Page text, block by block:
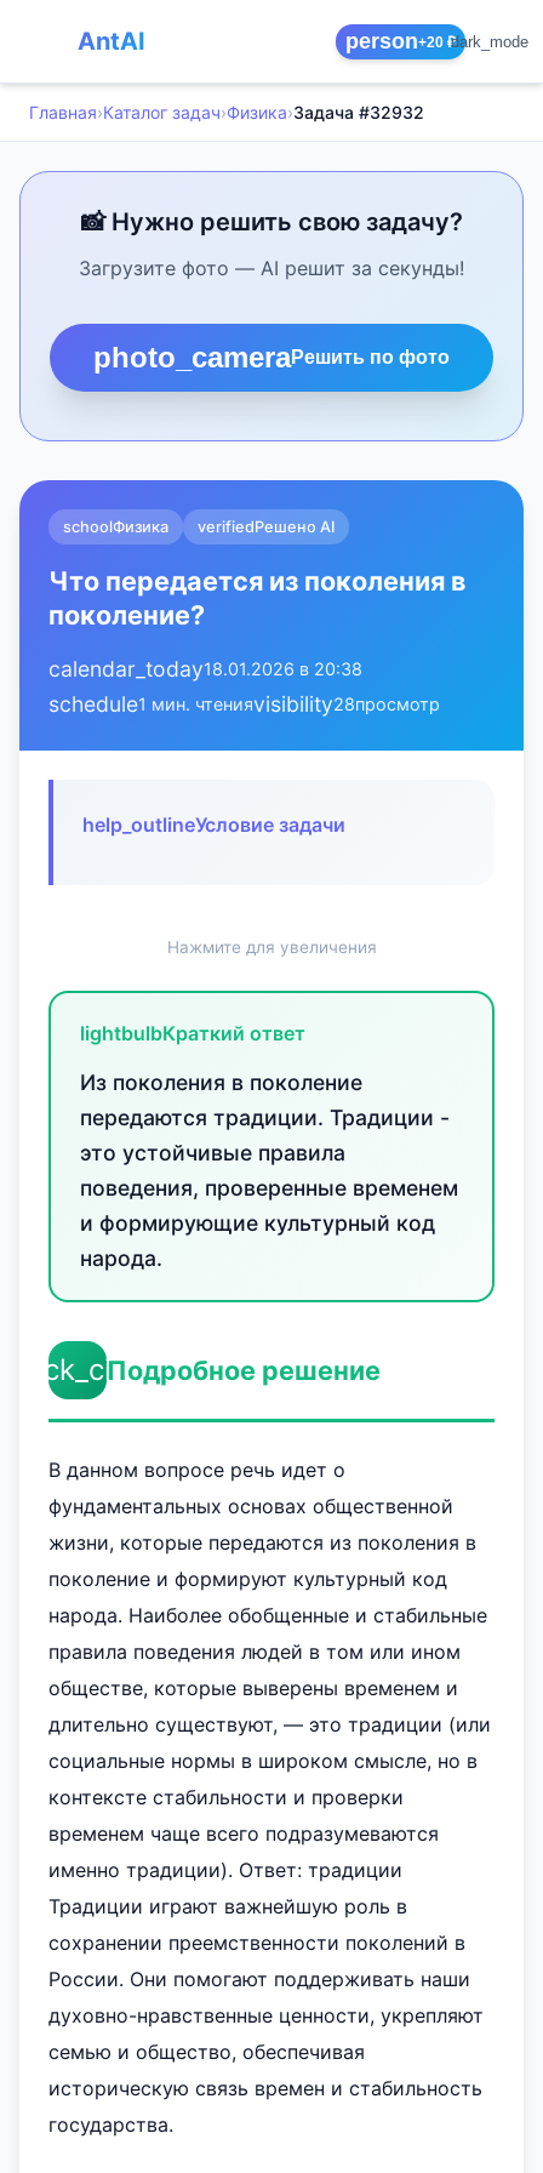
AntAI person+20 ₽dark_mode
Главная›Каталог задач›Физика›Задача #32932
📸 Нужно решить свою задачу?
Загрузите фото — AI решит за секунды!
photo_cameraРешить по фото
schoolФизика verifiedРешено AI
Что передается из поколения в
поколение?
calendar_today18.01.2026 в 20:38
schedule1 мин. чтенияvisibility28просмотр
help_outlineУсловие задачи
Нажмите для увеличения
lightbulbКраткий ответ
Из поколения в поколение
передаются традиции. Традиции -
это устойчивые правила
поведения, проверенные временем
и формирующие культурный код
народа.
Подробное решение
В данном вопросе речь идет о
фундаментальных основах общественной
жизни, которые передаются из поколения в
поколение и формируют культурный код
народа. Наиболее обобщенные и стабильные
правила поведения людей в том или ином
обществе, которые выверены временем и
длительно существуют, — это традиции (или
социальные нормы в широком смысле, но в
контексте стабильности и проверки
временем чаще всего подразумеваются
именно традиции). Ответ: традиции
Традиции играют важнейшую роль в
сохранении преемственности поколений в
России. Они помогают поддерживать наши
духовно-нравственные ценности, укрепляют
семью и общество, обеспечивая
историческую связь времен и стабильность
государства.